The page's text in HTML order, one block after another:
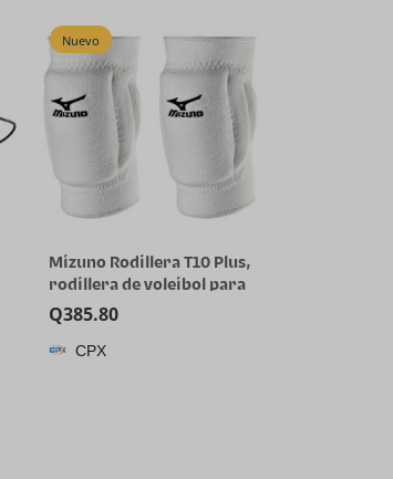
Nuevo
Mizuno Rodillera T10 Plus,
rodillera de voleibol para
adultos, color blanco, talla
única, 480121.0000.10.ONE
Q385.80
CPX